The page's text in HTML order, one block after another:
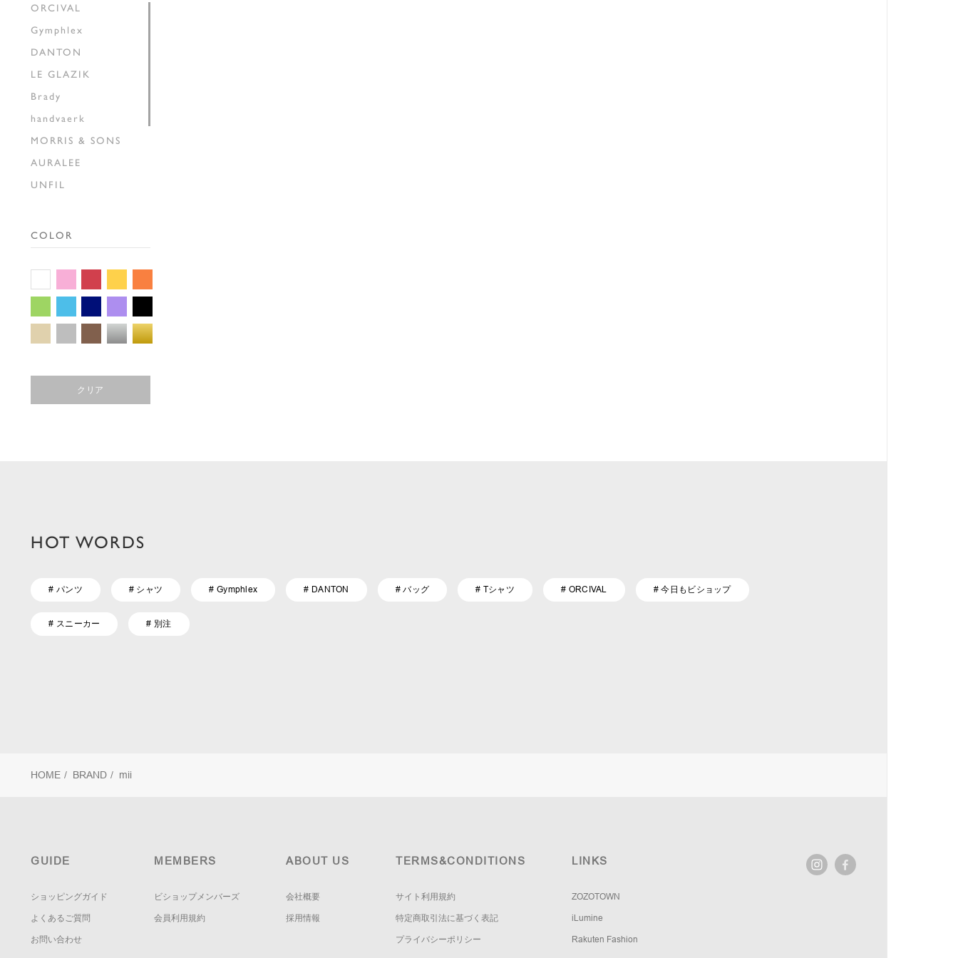
ORCIVAL
Gymphlex
DANTON
LE GLAZIK
Brady
handvaerk
MORRIS & SONS
AURALEE
UNFIL
SEDAN ALL-PURPOSE
THE SHINZONE
GALLEGO
COLOR
クリア
HOT WORDS
# パンツ # シャツ # Gymphlex # DANTON # バッグ # Tシャツ # ORCIVAL # 今日もビショップ
# スニーカー # 別注
HOME / BRAND / mii
GUIDE
ショッピングガイド
よくあるご質問
お問い合わせ
MEMBERS
ビショップメンバーズ
会員利用規約
ABOUT US
会社概要
採用情報
TERMS&CONDITIONS
サイト利用規約
特定商取引法に基づく表記
プライバシーポリシー
LINKS
ZOZOTOWN
iLumine
Rakuten Fashion